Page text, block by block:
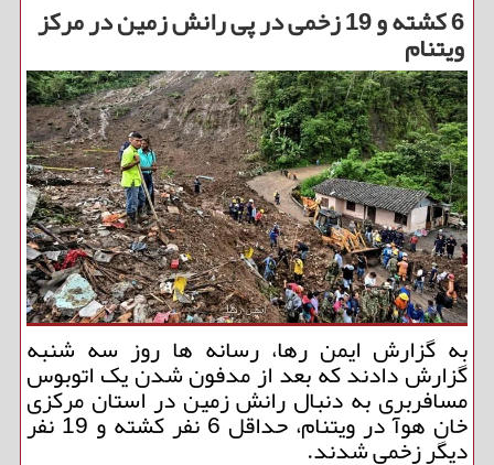
6 کشته و 19 زخمی در پی رانش زمین در مرکز
ویتنام
به گزارش ایمن رها، رسانه ها روز سه شنبه
گزارش دادند که بعد از مدفون شدن یک اتوبوس
مسافربری به دنبال رانش زمین در استان مرکزی
خان هوآ در ویتنام، حداقل 6 نفر کشته و 19 نفر
دیگر زخمی شدند.